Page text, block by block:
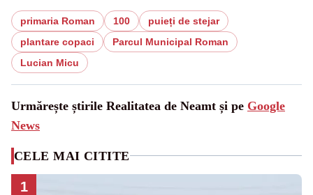
primaria Roman 100
puieți de stejar
plantare copaci
Parcul Municipal Roman
Lucian Micu
Urmărește știrile Realitatea de Neamt și pe Google
News
CELE MAI CITITE
1